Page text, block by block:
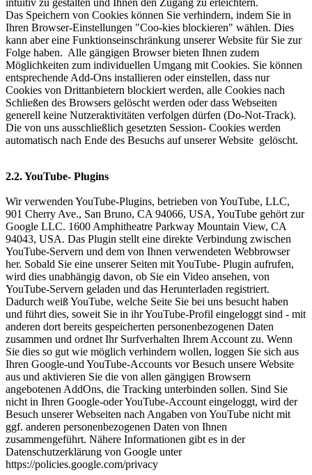
Das Speichern von Cookies können Sie verhindern, indem Sie in
Ihren Browser-Einstellungen "Coo-kies blockieren" wählen. Dies
kann aber eine Funktionseinschränkung unserer Website für Sie zur
Folge haben. Alle gängigen Browser bieten Ihnen zudem
Möglichkeiten zum individuellen Umgang mit Cookies. Sie können
entsprechende Add-Ons installieren oder einstellen, dass nur
Cookies von Drittanbietern blockiert werden, alle Cookies nach
Schließen des Browsers gelöscht werden oder dass Webseiten
generell keine Nutzeraktivitäten verfolgen dürfen (Do-Not-Track).
Die von uns ausschließlich gesetzten Session- Cookies werden
automatisch nach Ende des Besuchs auf unserer Website gelöscht.
2.2. YouTube- Plugins
Wir verwenden YouTube-Plugins, betrieben von YouTube, LLC,
901 Cherry Ave., San Bruno, CA 94066, USA, YouTube gehört zur
Google LLC. 1600 Amphitheatre Parkway Mountain View, CA
94043, USA. Das Plugin stellt eine direkte Verbindung zwischen
YouTube-Servern und dem von Ihnen verwendeten Webbrowser
her. Sobald Sie eine unserer Seiten mit YouTube- Plugin aufrufen,
wird dies unabhängig davon, ob Sie ein Video ansehen, von
YouTube-Servern geladen und das Herunterladen registriert.
Dadurch weiß YouTube, welche Seite Sie bei uns besucht haben
und führt dies, soweit Sie in ihr YouTube-Profil eingeloggt sind - mit
anderen dort bereits gespeicherten personenbezogenen Daten
zusammen und ordnet Ihr Surfverhalten Ihrem Account zu. Wenn
Sie dies so gut wie möglich verhindern wollen, loggen Sie sich aus
Ihren Google-und YouTube-Accounts vor Besuch unsere Website
aus und aktivieren Sie die von allen gängigen Browsern
angebotenen AddOns, die Tracking unterbinden sollen. Sind Sie
nicht in Ihren Google-oder YouTube-Account eingeloggt, wird der
Besuch unserer Webseiten nach Angaben von YouTube nicht mit
ggf. anderen personenbezogenen Daten von Ihnen
zusammengeführt. Nähere Informationen gibt es in der
Datenschutzerklärung von Google unter
https://policies.google.com/privacy